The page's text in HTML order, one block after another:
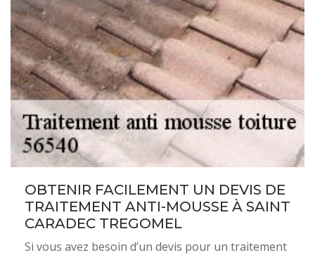
OBTENIR FACILEMENT UN DEVIS DE
TRAITEMENT ANTI-MOUSSE À SAINT
CARADEC TREGOMEL
Si vous avez besoin d’un devis pour un traitement